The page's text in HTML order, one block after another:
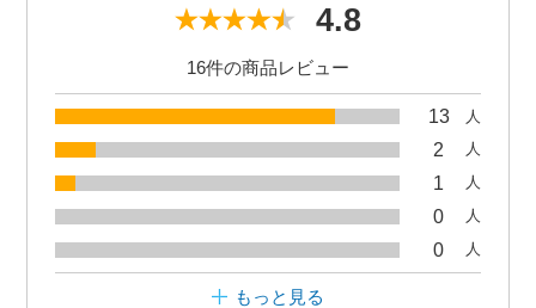
4.8
16件の商品レビュー
13 人
2 人
1 人
0 人
0 人
もっと見る